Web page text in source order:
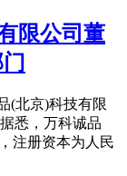
限公司董
(北京)科技有限
悉，万科诚品
注册资本为人民